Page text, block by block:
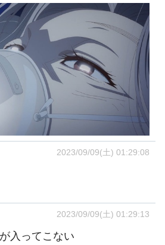
2023/09/09(土) 01:29:08
2023/09/09(土) 01:29:13
入ってこない